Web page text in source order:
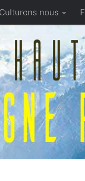
Culturons nous